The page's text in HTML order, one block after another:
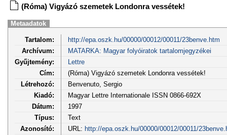
(Róma) Vigyázó szemetek Londonra vessétek!
Metaadatok
Tartalom:
http://epa.oszk.hu/00000/00012/00011/23benve.htm
Archívum:
MATARKA: Magyar folyóiratok tartalomjegyzékei
Gyűjtemény:
Lettre
Cím:
(Róma) Vigyázó szemetek Londonra vessétek!
Létrehozó:
Benvenuto, Sergio
Kiadó:
Magyar Lettre Internationale ISSN 0866-692X
Dátum:
1997
Típus:
Text
Azonosító:
URL: http://epa.oszk.hu/00000/00012/00011/